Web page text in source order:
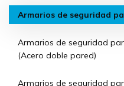
Armarios de seguridad
Armarios de seguridad
(Acero doble pared)
Armarios de seguridad